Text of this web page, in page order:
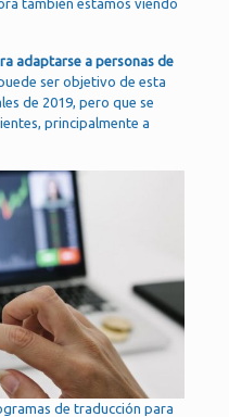
también estamos viendo
adaptarse a personas de
ser objetivo de esta
de 2019, pero que se
principalmente a
de traducción para